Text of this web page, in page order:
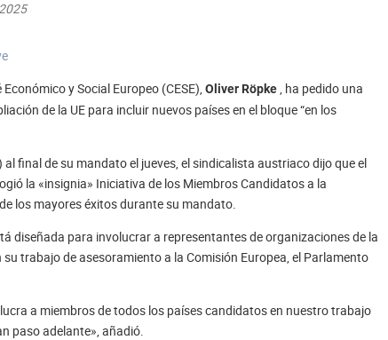
y Social Europeo (CESE),Oliver Röpke
, ha pedido una
de la UE para incluir nuevos países en el bloque “en los
final de su mandato el jueves, el sindicalista austriaco dijo que el
la «insignia» Iniciativa de los Miembros Candidatos a la
los mayores éxitos durante su mandato.
diseñada para involucrar a representantes de organizaciones de la
trabajo de asesoramiento a la Comisión Europea, el Parlamento
a miembros de todos los países candidatos en nuestro trabajo
paso adelante», añadió.